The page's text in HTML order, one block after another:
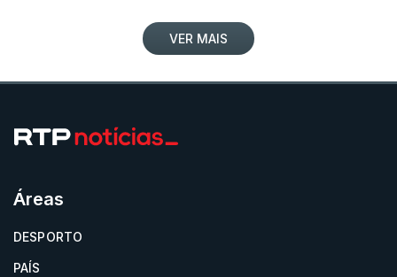
VER MAIS
Áreas
DESPORTO
PAÍS